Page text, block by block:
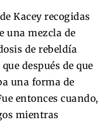
Kacey recogidas
una mezcla de
de rebeldía
después de que
una forma de
entonces cuando,
mientras